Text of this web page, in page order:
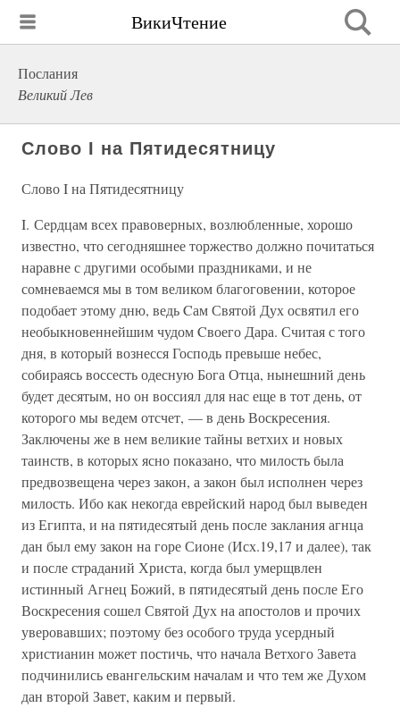
ВикиЧтение
Послания
Великий Лев
Слово I на Пятидесятницу
Слово I на Пятидесятницу
I. Сердцам всех правоверных, возлюбленные, хорошо
известно, что сегодняшнее торжество должно почитаться
наравне с другими особыми праздниками, и не
сомневаемся мы в том великом благоговении, которое
подобает этому дню, ведь Cам Святой Дух освятил его
необыкновеннейшим чудом Cвоего Дара. Считая с того
дня, в который вознесся Господь превыше небес,
собираясь воссесть одесную Бога Отца, нынешний день
будет десятым, но он воссиял для нас еще в тот день, от
которого мы ведем отсчет, — в день Воскресения.
Заключены же в нем великие тайны ветхих и новых
таинств, в которых ясно показано, что милость была
предвозвещена через закон, а закон был исполнен через
милость. Ибо как некогда еврейский народ был выведен
из Египта, и на пятидесятый день после заклания агнца
дан был ему закон на горе Сионе (Исх.19,17 и далее), так
и после страданий Христа, когда был умерщвлен
истинный Агнец Божий, в пятидесятый день после Его
Воскресения сошел Святой Дух на апостолов и прочих
уверовавших; поэтому без особого труда усердный
христианин может постичь, что начала Ветхого Завета
подчинились евангельским началам и что тем же Духом
дан второй Завет, каким и первый.